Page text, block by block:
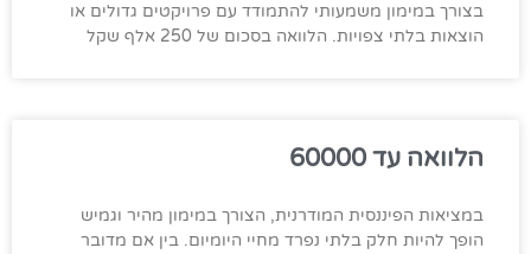
בצורך במימון משמעותי להתמודד עם פרויקטים גדולים או
הוצאות בלתי צפויות. הלוואה בסכום של 250 אלף שקל
הלוואה עד 60000
במציאות הפיננסית המודרנית, הצורך במימון מהיר וגמיש
הופך להיות חלק בלתי נפרד מחיי היומיום. בין אם מדובר